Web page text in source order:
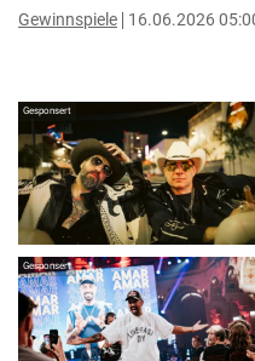
Gewinnspiele 16.06.2026
Gesponsert
Gesponsert